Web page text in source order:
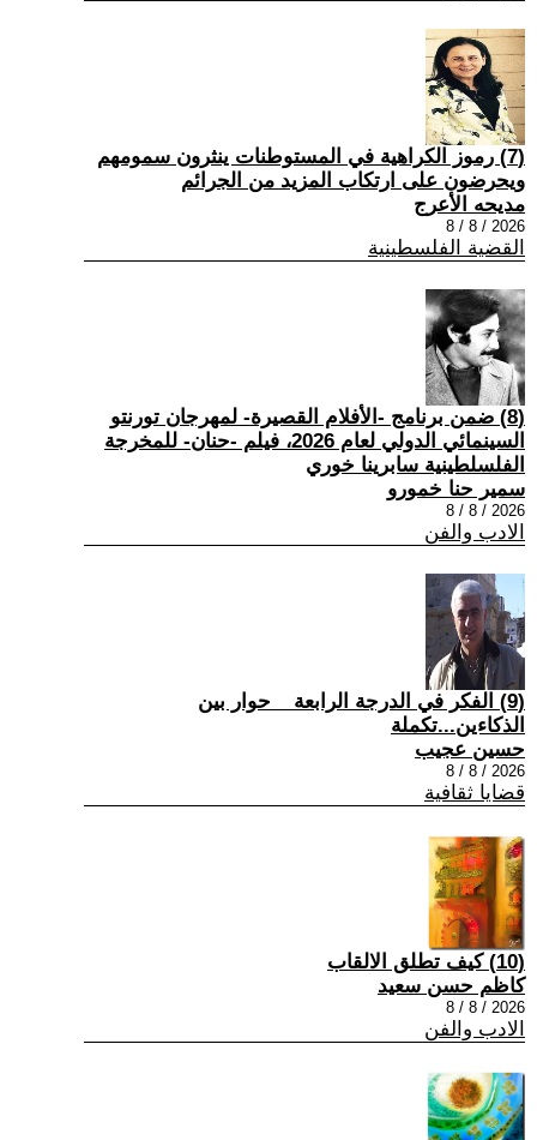
(7) رموز الكراهية في المستوطنات ينثرون سمومهم
ويحرضون على ارتكاب المزيد من الجرائم
مديحه الأعرج
2026 / 8 / 8
القضية الفلسطينية
(8) ضمن برنامج -الأفلام القصيرة- لمهرجان تورنتو
السينمائي الدولي لعام 2026، فيلم -حنان- للمخرجة
الفلسلطينية سابرينا خوري
سمير حنا خمورو
2026 / 8 / 8
الادب والفن
(9) الفكر في الدرجة الرابعة _ حوار بين
الذكاءين...تكملة
حسين عجيب
2026 / 8 / 8
قضايا ثقافية
(10) كيف تطلق الالقاب
كاظم حسن سعيد
2026 / 8 / 8
الادب والفن